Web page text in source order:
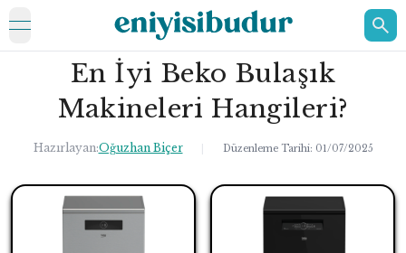
open navigation menu
ELEKTRONİK
KOZMETİK
HAKKIMIZDA
İLETİŞİM
En İyi Beko Bulaşık
Makineleri Hangileri?
Hazırlayan:Oğuzhan Biçer Düzenleme Tarihi: 01/07/2025